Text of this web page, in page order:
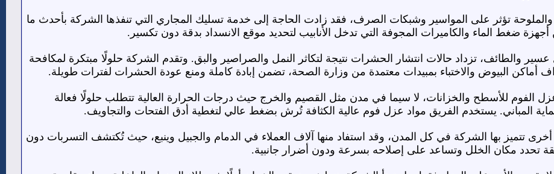
تؤثر على المواسير وشبكات الصرف، فقد زادت الحاجة إلى خدمة تسليك المجاري التي تنفذها الشركة بأحدث ما
أجهزة ضغط الماء والكاميرات المجوفة التي تدخل الأنابيب لتحديد موقع الانسداد بدقة دون تكسير.
والطائف، تزداد حالات انتشار الحشرات نتيجة لتكاثر النمل والصراصير والبق. وتقدم الشركة حلولًا مبتكرة لمكافحة
أماكن البيوض والاختباء بمبيدات معتمدة من وزارة الصحة، تضمن إبادة كاملة ومنع عودة الحشرات لفترات طويلة.
للأسطح والخزانات، لا سيما في مدن مثل القصيم والخرج حيث درجات الحرارة العالية تتطلب حلولًا فعالة
المباني. يستخدم الفريق مواد عزل فوم عالية الكثافة تُرش بضغط عالي لتغطية أدق الفتحات والتجاويف.
تتميز بها الشركة في كل المدن، وقد استفاد منها آلاف العملاء في الدمام والجبيل وينبع، حيث تُكتشف التسربات دون
تحدد مكان الخلل وتساعد على إصلاحه بسرعة ودون أضرار جانبية.